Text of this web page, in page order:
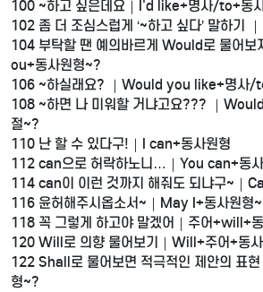
100 ~하고 싶은데요｜I'd like+명사/to+동
102 좀 더 조심스럽게 ‘~하고 싶다’ 말하기
104 부탁할 땐 예의바르게 Would로 물어
ou+동사원형~?
106 ~하실래요? ｜Would you like+명사/
108 ~하면 나 미워할 거냐고요??? ｜
절~?
110 난 할 수 있다구!｜I can+동사원형
112 can으로 허락하노니…｜You can+동
114 can이 이런 것까지 해줘도 되냐구~｜
116 윤허해주시옵소서~｜May I+동사원형
118 꼭 그렇게 하고야 말겠어｜주어+will+
120 Will로 의향 물어보기｜Will+주어+동
122 Shall로 물어보면 적극적인 제안의 표
형~?